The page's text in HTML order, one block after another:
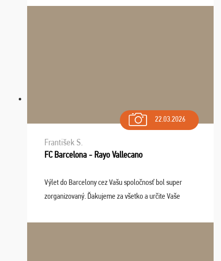
dispozícii nonstop (milí, profesionálni ...
22.03.2026
František S.
FC Barcelona - Rayo Vallecano
Výlet do Barcelony cez Vašu spoločnosť bol super
zorganizovaný. Ďakujeme za všetko a určite Vaše